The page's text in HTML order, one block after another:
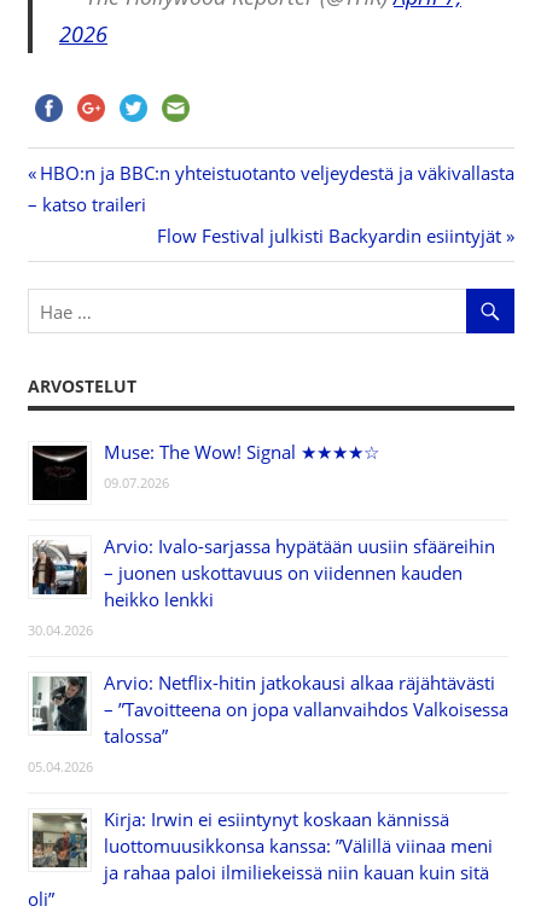
2026
Artikkelien
selaus
Previous
Post:
HBO:n ja BBC:n yhteistuotanto veljeydestä ja väkivallasta
– katso traileri
Next
Post:
Flow Festival julkisti Backyardin esiintyjät
ARVOSTELUT
Muse: The Wow! Signal ★★★★☆
09.07.2026
Arvio: Ivalo-sarjassa hypätään uusiin sfääreihin
– juonen uskottavuus on viidennen kauden
heikko lenkki
30.04.2026
Arvio: Netflix-hitin jatkokausi alkaa räjähtävästi
– ”Tavoitteena on jopa vallanvaihdos Valkoisessa
talossa”
05.04.2026
Kirja: Irwin ei esiintynyt koskaan kännissä
luottomuusikkonsa kanssa: ”Välillä viinaa meni
ja rahaa paloi ilmiliekeissä niin kauan kuin sitä
oli”